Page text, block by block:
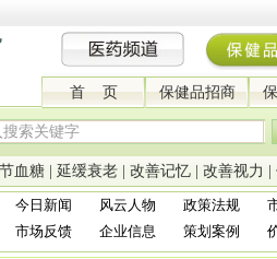
首 页 保健品招商
血糖 延缓衰老 改善记忆 改善视力
今日新闻 风云人物 政策法规
市场反馈
企业信息 策划案例